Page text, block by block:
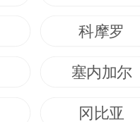
科摩罗
塞内加尔
冈比亚